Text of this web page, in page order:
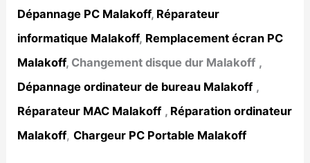
Dépannage PC Malakoff, Réparateur
informatique Malakoff, Remplacement écran PC
Malakoff, Changement disque dur Malakoff ,
Dépannage ordinateur de bureau Malakoff ,
Réparateur MAC Malakoff , Réparation ordinateur
Malakoff,Chargeur PC Portable Malakoff